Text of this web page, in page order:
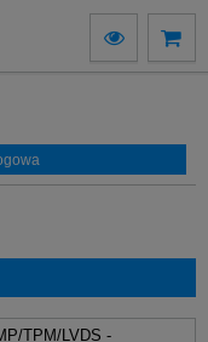
TPM/LVDS -